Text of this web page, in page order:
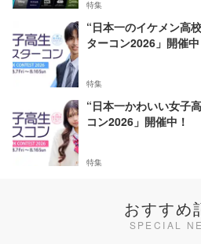
特集
“日本一のイケメン高
ターコン2026」開催中
特集
“日本一かわいい女子
コン2026」開催中！
特集
おすすめ
SPECIAL